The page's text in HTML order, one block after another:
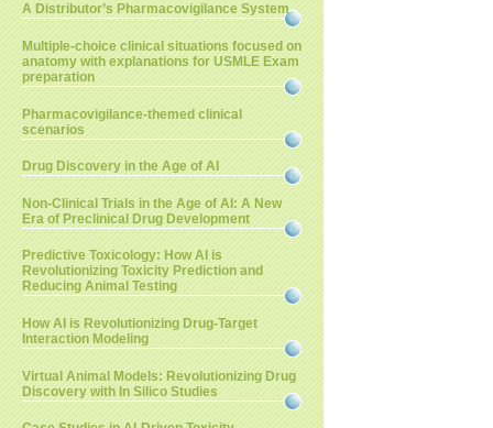
A Distributor’s Pharmacovigilance System
Multiple-choice clinical situations focused on
anatomy with explanations for USMLE Exam
preparation
Pharmacovigilance-themed clinical
scenarios
Drug Discovery in the Age of AI
Non-Clinical Trials in the Age of AI: A New
Era of Preclinical Drug Development
Predictive Toxicology: How AI is
Revolutionizing Toxicity Prediction and
Reducing Animal Testing
How AI is Revolutionizing Drug-Target
Interaction Modeling
Virtual Animal Models: Revolutionizing Drug
Discovery with In Silico Studies